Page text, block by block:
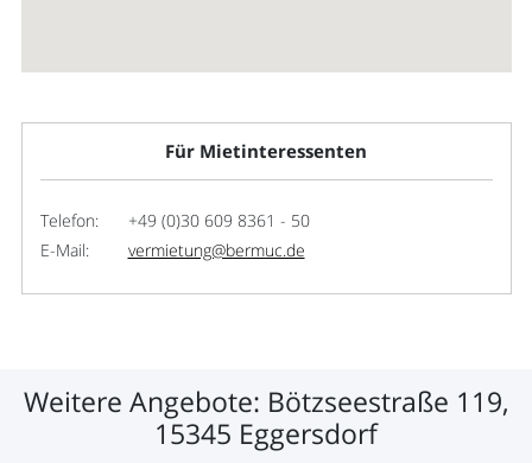
Für Mietinteressenten
Telefon:
+49 (0)30 609 8361 - 50
E-Mail:
vermietung@bermuc.de
Weitere Angebote: Bötzseestraße 119,
15345 Eggersdorf